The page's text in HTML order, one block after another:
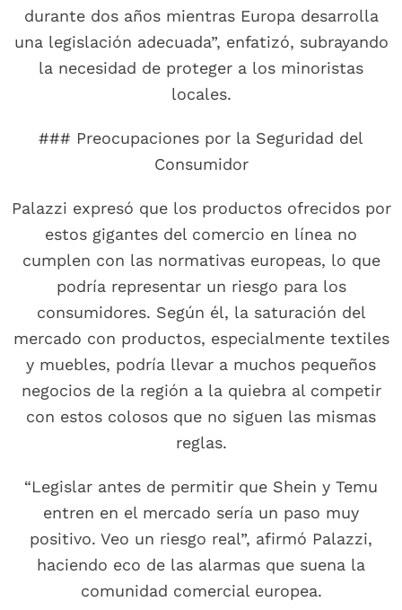
durante dos años mientras Europa desarrolla
una legislación adecuada”, enfatizó, subrayando
la necesidad de proteger a los minoristas
locales.
### Preocupaciones por la Seguridad del
Consumidor
Palazzi expresó que los productos ofrecidos por
estos gigantes del comercio en línea no
cumplen con las normativas europeas, lo que
podría representar un riesgo para los
consumidores. Según él, la saturación del
mercado con productos, especialmente textiles
y muebles, podría llevar a muchos pequeños
negocios de la región a la quiebra al competir
con estos colosos que no siguen las mismas
reglas.
“Legislar antes de permitir que Shein y Temu
entren en el mercado sería un paso muy
positivo. Veo un riesgo real”, afirmó Palazzi,
haciendo eco de las alarmas que suena la
comunidad comercial europea.